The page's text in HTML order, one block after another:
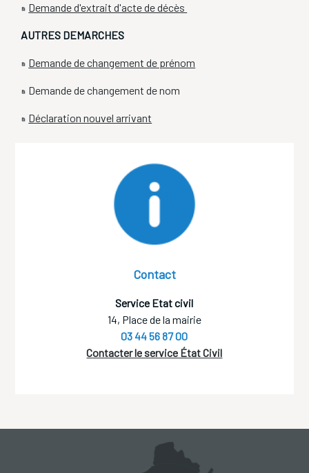
Demande d'extrait d'acte de décès
AUTRES DEMARCHES
Demande de changement de prénom
Demande de changement de nom
Déclaration nouvel arrivant
Contact
Service Etat civil
14, Place de la mairie
03 44 56 87 00
Contacter le service État Civil